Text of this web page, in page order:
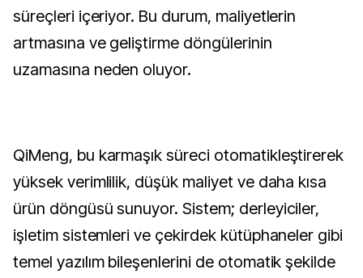
süreçleri içeriyor. Bu durum, maliyetlerin
artmasına ve geliştirme döngülerinin
uzamasına neden oluyor.
QiMeng, bu karmaşık süreci otomatikleştirerek
yüksek verimlilik, düşük maliyet ve daha kısa
ürün döngüsü sunuyor. Sistem; derleyiciler,
işletim sistemleri ve çekirdek kütüphaneler gibi
temel yazılım bileşenlerini de otomatik şekilde